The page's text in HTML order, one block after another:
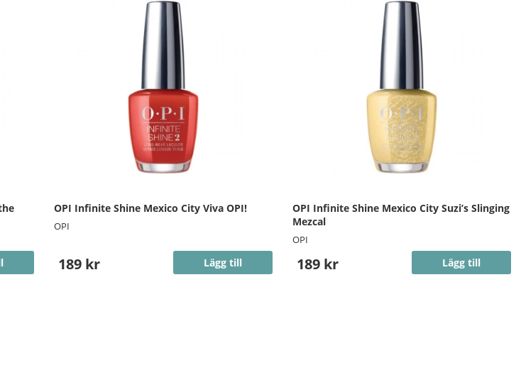
OPI Infinite Shine Mexico City Viva OPI!
OPI
189 kr Lägg till
OPI Infinite Shine Mexico City Suzi’s Slinging
Mezcal
OPI
189 kr Lägg till